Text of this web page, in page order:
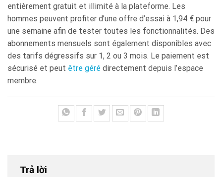
entièrement gratuit et illimité à la plateforme. Les
hommes peuvent profiter d’une offre d’essai à 1,94 € pour
une semaine afin de tester toutes les fonctionnalités. Des
abonnements mensuels sont également disponibles avec
des tarifs dégressifs sur 1, 2 ou 3 mois. Le paiement est
sécurisé et peut être géré directement depuis l’espace
membre.
Trả lời